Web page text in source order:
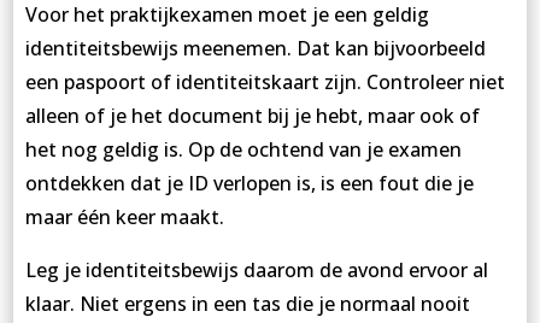
Voor het praktijkexamen moet je een geldig
identiteitsbewijs meenemen. Dat kan bijvoorbeeld
een paspoort of identiteitskaart zijn. Controleer niet
alleen of je het document bij je hebt, maar ook of
het nog geldig is. Op de ochtend van je examen
ontdekken dat je ID verlopen is, is een fout die je
maar één keer maakt.
Leg je identiteitsbewijs daarom de avond ervoor al
klaar. Niet ergens in een tas die je normaal nooit